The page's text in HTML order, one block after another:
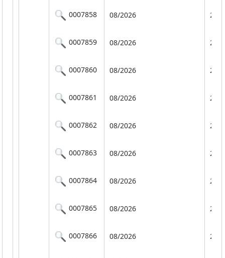
0007858 08/2026
0007859 08/2026
0007860 08/2026
0007861 08/2026
0007862 08/2026
0007863 08/2026
0007864 08/2026
0007865 08/2026
0007866 08/2026